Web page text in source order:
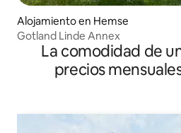
Alojamiento en Hemse
Gotland Linde Annex
La comodidad de
precios